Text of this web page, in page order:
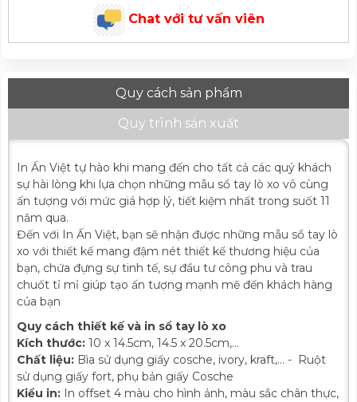
Chat với tư vấn viên
Quy cách sản phẩm
Quy trình sản xuất
In Ấn Việt tự hào khi mang đến cho tất cả các quý khách
sự hài lòng khi lựa chọn những mẫu sổ tay lò xo vô cùng
ấn tượng với mức giá hợp lý, tiết kiệm nhất trong suốt 11
năm qua.
Đến với In Ấn Việt, bạn sẽ nhận được những mẫu sổ tay lò
xo với thiết kế mang đậm nét thiết kế thương hiệu của
bạn, chứa đựng sự tinh tế, sự đầu tư công phu và trau
chuốt tỉ mỉ giúp tạo ấn tượng mạnh mẽ đến khách hàng
của bạn
Quy cách thiết kế và in sổ tay lò xo
Kích thước: 10 x 14.5cm, 14.5 x 20.5cm,...
Chất liệu: Bìa sử dụng giấy cosche, ivory, kraft,... - Ruột
sử dụng giấy fort, phụ bản giấy Cosche
Kiểu in: In offset 4 màu cho hình ảnh, màu sắc chân thực,